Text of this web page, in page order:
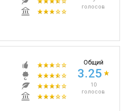
голосов
Общий
3.25
10
голосов